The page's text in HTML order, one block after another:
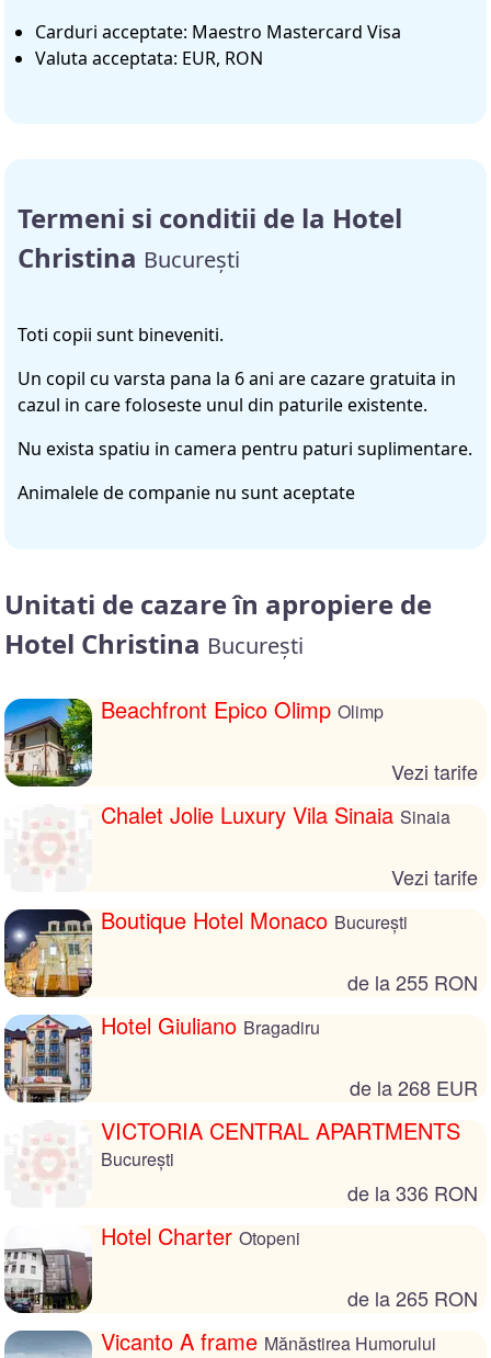
Carduri acceptate: Maestro Mastercard Visa
Valuta acceptata: EUR, RON
Termeni si conditii de la Hotel
Christina București
Toti copii sunt bineveniti.
Un copil cu varsta pana la 6 ani are cazare gratuita in
cazul in care foloseste unul din paturile existente.
Nu exista spatiu in camera pentru paturi suplimentare.
Animalele de companie nu sunt aceptate
Unitati de cazare în apropiere de
Hotel Christina București
Beachfront Epico Olimp Olimp
Vezi tarife
Chalet Jolie Luxury Vila Sinaia Sinaia
Vezi tarife
Boutique Hotel Monaco București
de la 255 RON
Hotel Giuliano Bragadiru
de la 268 EUR
VICTORIA CENTRAL APARTMENTS
București
de la 336 RON
Hotel Charter Otopeni
de la 265 RON
Vicanto A frame Mănăstirea Humorului